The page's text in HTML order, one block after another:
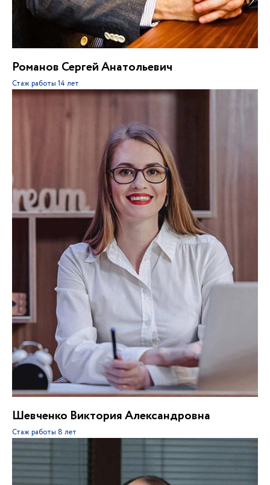
Романов Сергей Анатольевич
Стаж работы 14 лет
Шевченко Виктория Александровна
Стаж работы 8 лет